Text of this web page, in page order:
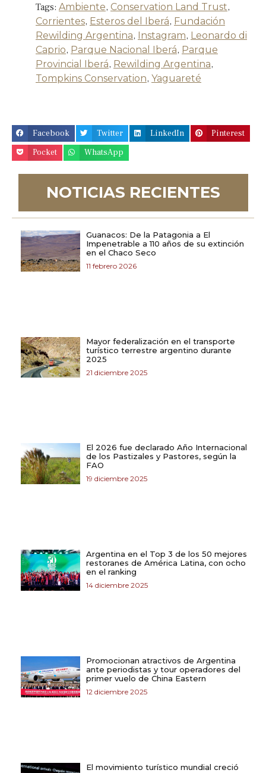
Tags: Ambiente, Conservation Land Trust,
Corrientes, Esteros del Iberá, Fundación
Rewilding Argentina, Instagram, Leonardo di
Caprio, Parque Nacional Iberá, Parque
Provincial Iberá, Rewilding Argentina,
Tompkins Conservation, Yaguareté
Facebook Twitter LinkedIn
Pinterest
Pocket
WhatsApp
NOTICIAS RECIENTES
Guanacos: De la Patagonia a El
Impenetrable a 110 años de su extinción
en el Chaco Seco
11 febrero 2026
Mayor federalización en el transporte
turístico terrestre argentino durante
2025
21 diciembre 2025
El 2026 fue declarado Año Internacional
de los Pastizales y Pastores, según la
FAO
19 diciembre 2025
Argentina en el Top 3 de los 50 mejores
restoranes de América Latina, con ocho
en el ranking
14 diciembre 2025
Promocionan atractivos de Argentina
ante periodistas y tour operadores del
primer vuelo de China Eastern
12 diciembre 2025
El movimiento turístico mundial creció